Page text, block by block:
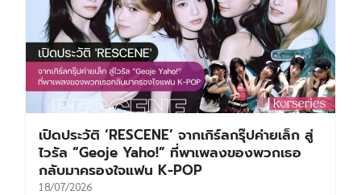
เปิดประวัติ ‘RESCENE’ จากเกิร์ลกรุ๊ปค่ายเล็ก สู่
ไวรัล “Geoje Yaho!” ที่พาเพลงของพวกเธอ
กลับมาครองใจแฟน K-POP
18/07/2026